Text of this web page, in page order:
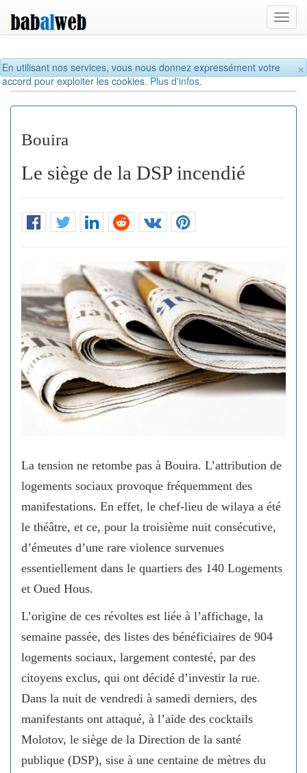
×
En utilisant nos services, vous nous donnez expressément votre
accord pour exploiter les cookies.Plus d'infos.
Bouira
Le siège de la DSP incendié
La tension ne retombe pas à Bouira. L’attribution de
logements sociaux provoque fréquemment des
manifestations. En effet, le chef-lieu de wilaya a été
le théâtre, et ce, pour la troisième nuit consécutive,
d’émeutes d’une rare violence survenues
essentiellement dans le quartiers des 140 Logements
et Oued Hous.
L’origine de ces révoltes est liée à l’affichage, la
semaine passée, des listes des bénéficiaires de 904
logements sociaux, largement contesté, par des
citoyens exclus, qui ont décidé d’investir la rue.
Dans la nuit de vendredi à samedi derniers, des
manifestants ont attaqué, à l’aide des cocktails
Molotov, le siège de la Direction de la santé
publique (DSP), sise à une centaine de mètres du